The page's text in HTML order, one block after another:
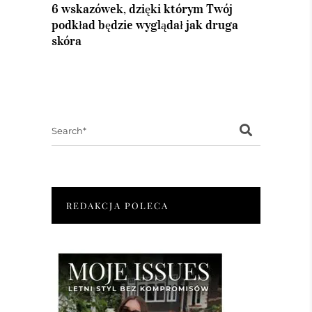
6 wskazówek, dzięki którym Twój
podkład będzie wyglądał jak druga
skóra
REDAKCJA POLECA